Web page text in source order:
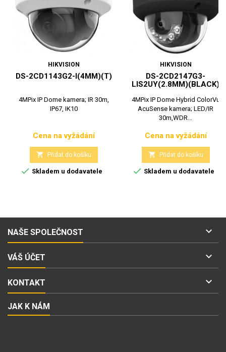
HIKVISION
DS-2CD1143G2-I(4MM)(T)
4MPix IP Dome kamera; IR 30m,
IP67, IK10
Cena
Cena na vyžádání
 Přidat do košíku
 Skladem u dodavatele
HIKVISION
DS-2CD2147G3-
LIS2UY(2.8MM)(BLACK)
4MPix IP Dome Hybrid ColorVu
AcuSense kamera; LED/IR
30m,WDR...
Cena
Cena na vyžádání
 Přidat do košíku
 Skladem u dodavatele
NAŠE SPOLEČNOST 
VÁŠ ÚČET 
KONTAKT 
JAK K NÁM